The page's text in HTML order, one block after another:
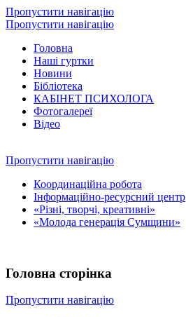
Пропустити навігацію
Пропустити навігацію
Головна
Наші гуртки
Новини
Бібліотека
КАБІНЕТ ПСИХОЛОГА
Фотогалереї
Відео
Пропустити навігацію
Координаційна робота
Інформаційно-ресурсний центр
«Різні, творчі, креативні»
«Молода генерація Сумщини»
Головна сторінка
Пропустити навігацію